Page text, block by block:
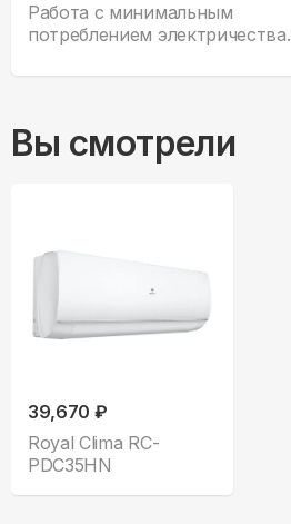
Работа с минимальным
потреблением электричества.
Вы смотрели
39,670 ₽
Royal Clima RC-
PDC35HN